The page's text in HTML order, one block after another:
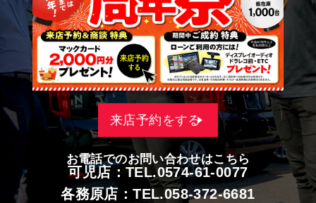
来店予約をする
お電話でのお問い合わせはこちら
可児店：TEL.0574-61-0077
各務原店：TEL.058-372-6681